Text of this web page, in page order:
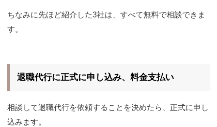
ちなみに先ほど紹介した3社は、すべて無料で相談できま
す。
退職代行に正式に申し込み、料金支払い
相談して退職代行を依頼することを決めたら、正式に申し
込みます。